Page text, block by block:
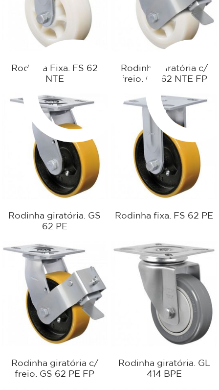
Rodinha Fixa. FS 62
NTE
Rodinha giratória c/
freio. GS 62 NTE FP
Rodinha giratória. GS
62 PE
Rodinha fixa. FS 62 PE
Rodinha giratória c/
freio. GS 62 PE FP
Rodinha giratória. GL
414 BPE